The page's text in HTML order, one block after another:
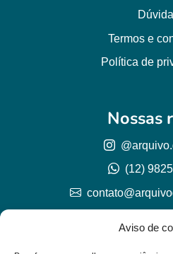
Aviso de
Termos e
Política de
Nossas
(12)